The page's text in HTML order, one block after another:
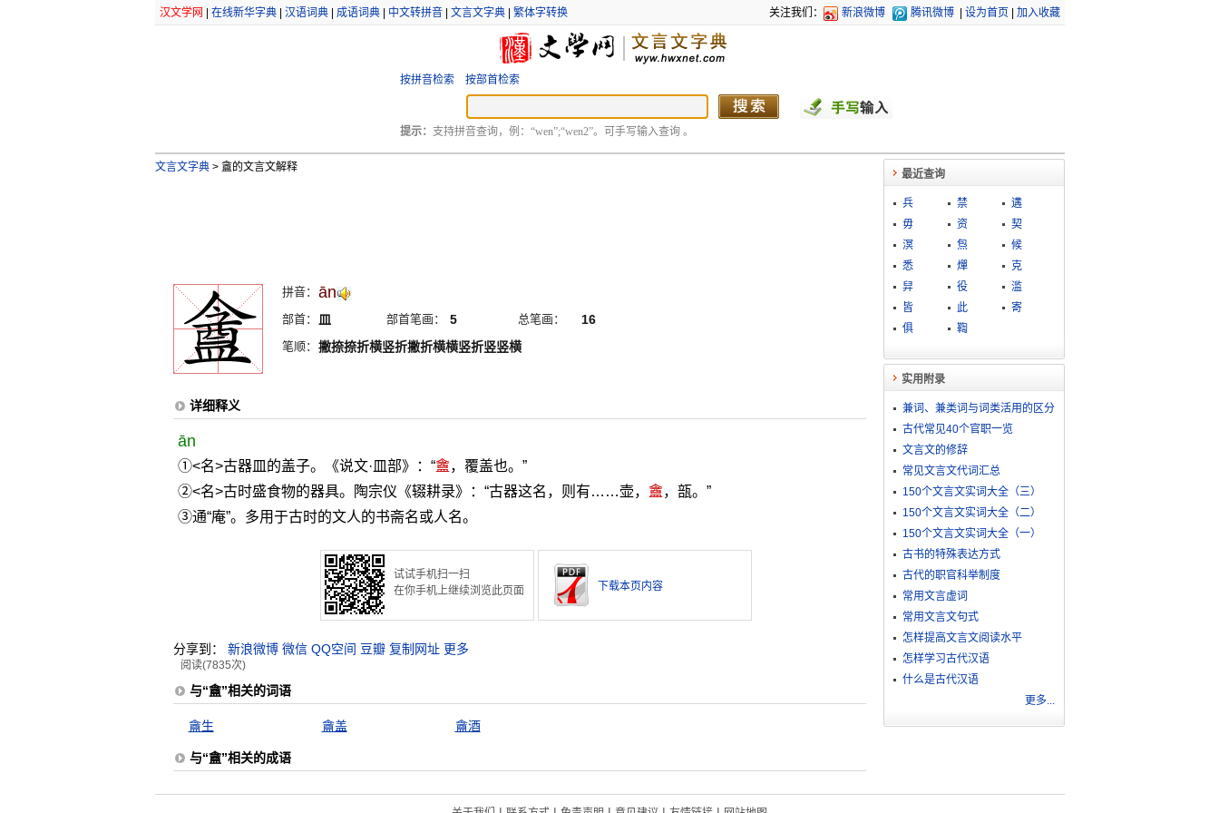
汉文学网 在线新华字典| 汉语词典| 成语词典| 中文转拼音| 文言文字典| 繁体字转换 关注我们： 新浪微博 腾讯微博 设为首页 加入收藏
按拼音检索 按部首检索
提示： 支持拼音查询，例：“wen”;“wen2”。可手写输入查询 。
文言文字典 >盦的文言文解释
拼音： ān
部首： 皿 部首笔画： 5 总笔画： 16
笔顺： 撇捺捺折横竖折撇折横横竖折竖竖横
详细释义
ān
①<名>古器皿的盖子。《说文·皿部》：“盦，覆盖也。”
②<名>古时盛食物的器具。陶宗仪《辍耕录》：“古器这名，则有……壶， 盦，瓿。”
③通“庵”。多用于古时的文人的书斋名或人名。
试试手机扫一扫
在你手机上继续浏览此页面
下载本页内容
分享到： 新浪微博 微信 QQ空间 豆瓣 复制网址 更多
阅读(7835次)
与“盦”相关的词语
盦生 盦盖 盦酒
与“盦”相关的成语
最近查询
兵 禁
遘
毋
资
契
溟
炰
候
悉
燀
克
舁
役
滥
皆
此
寄
俱
鞫
实用附录
兼词、兼类词与词类活用的区分
古代常见40个官职一览
文言文的修辞
常见文言文代词汇总
150个文言文实词大全（三）
150个文言文实词大全（二）
150个文言文实词大全（一）
古书的特殊表达方式
古代的职官科举制度
常用文言虚词
常用文言文句式
怎样提高文言文阅读水平
怎样学习古代汉语
什么是古代汉语
更多...